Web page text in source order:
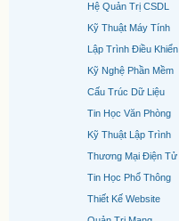
Hệ Quản Trị CSDL
Kỹ Thuật Máy Tính
Lập Trình Điều Khiển
Kỹ Nghệ Phần Mềm
Cấu Trúc Dữ Liệu
Tin Học Văn Phòng
Kỹ Thuật Lập Trình
Thương Mại Điện Tử
Tin Học Phổ Thông
Thiết Kế Website